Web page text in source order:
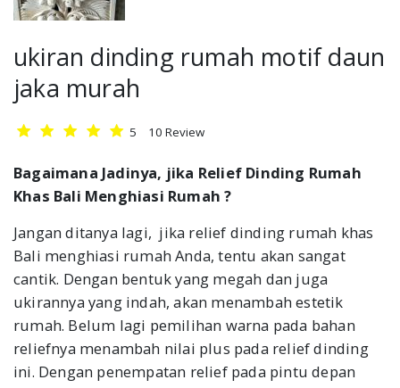
ukiran dinding rumah motif daun
jaka murah
5 10 Review
Bagaimana Jadinya, jika Relief Dinding Rumah
Khas Bali Menghiasi Rumah ?
Jangan ditanya lagi, jika relief dinding rumah khas
Bali menghiasi rumah Anda, tentu akan sangat
cantik. Dengan bentuk yang megah dan juga
ukirannya yang indah, akan menambah estetik
rumah. Belum lagi pemilihan warna pada bahan
reliefnya menambah nilai plus pada relief dinding
ini. Dengan penempatan relief pada pintu depan